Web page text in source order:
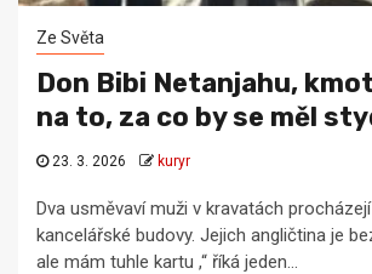
Ze Světa
Don Bibi Netanjahu,
na to, za co by se měl
23. 3. 2026 kuryr
Dva usměvaví muži v kravatách
kancelářské budovy. Jejich angličtina je
ale mám tuhle kartu ,“ říká jeden...